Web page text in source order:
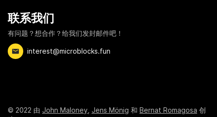
联系我们
有问题？想合作？给我们发封邮件吧！
interest@microblocks.fun
© 2022 由 John Maloney Jens Mönig 和 Bernat Romagosa 创